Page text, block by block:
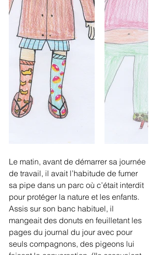
Le matin, avant de démarrer sa journée
de travail, il avait l’habitude de fumer
sa pipe dans un parc où c’était interdit
pour protéger la nature et les enfants.
Assis sur son banc habituel, il
mangeait des donuts en feuilletant les
pages du journal du jour avec pour
seuls compagnons, des pigeons lui